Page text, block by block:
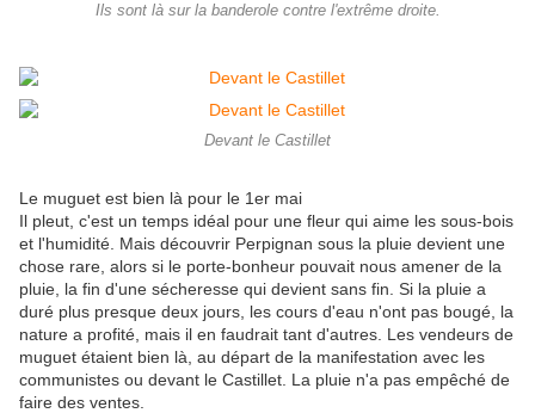
Ils sont là sur la banderole contre l'extrême droite.
Devant le Castillet
Le muguet est bien là pour le 1er mai
Il pleut, c'est un temps idéal pour une fleur qui aime les sous-bois
et l'humidité. Mais découvrir Perpignan sous la pluie devient une
chose rare, alors si le porte-bonheur pouvait nous amener de la
pluie, la fin d'une sécheresse qui devient sans fin. Si la pluie a
duré plus presque deux jours, les cours d'eau n'ont pas bougé, la
nature a profité, mais il en faudrait tant d'autres. Les vendeurs de
muguet étaient bien là, au départ de la manifestation avec les
communistes ou devant le Castillet. La pluie n'a pas empêché de
faire des ventes.